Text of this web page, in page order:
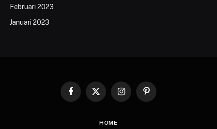
Februari 2023
Januari 2023
Facebook
X
InstagramPinterest
HOME